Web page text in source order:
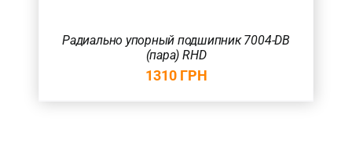
Радиально упорный подшипник 7004-DB
(пара) RHD
1310 ГРН